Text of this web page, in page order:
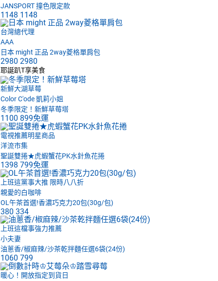
JANSPORT 撞色限定款
1148 1148
台灣總代理
AAA
日本 might 正品 2way菱格單肩包
2980 2980
耶誕趴T享美食
新鮮大湖草莓
Color C'ode 凱莉小姐
冬季限定！新鮮草莓塔
1100 899免運
電視推薦明星商品
洋流市集
聖誕雙捲★虎蝦蟹花PK水針魚花捲
1398 799免運
上班這黨事大推 限時八八折
親愛的白咖啡
OL午茶首選!香濃巧克力20包(30g/包)
380 334
上班這檔事強力推薦
小夫妻
油蔥香/椒麻辣/沙茶乾拌麵任選6袋(24份)
1060 799
暖心！開放指定到貨日